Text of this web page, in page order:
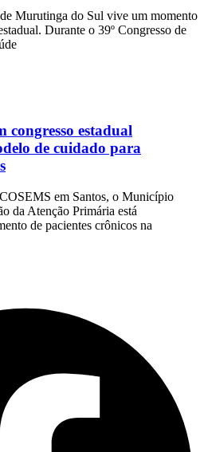
Murutinga do Sul vive um momento
Durante o 39º Congresso de
congresso estadual
de cuidado para
em Santos, o Município
da Atenção Primária está
de pacientes crônicos na